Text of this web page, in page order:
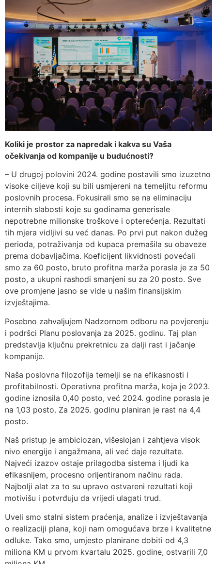
Koliki je prostor za napredak i kakva su Vaša
očekivanja od kompanije u budućnosti?
– U drugoj polovini 2024. godine postavili smo izuzetno
visoke ciljeve koji su bili usmjereni na temeljitu reformu
poslovnih procesa. Fokusirali smo se na eliminaciju
internih slabosti koje su godinama generisale
nepotrebne milionske troškove i opterećenja. Rezultati
tih mjera vidljivi su već danas. Po prvi put nakon dužeg
perioda, potraživanja od kupaca premašila su obaveze
prema dobavljačima. Koeficijent likvidnosti povećali
smo za 60 posto, bruto profitna marža porasla je za 50
posto, a ukupni rashodi smanjeni su za 20 posto. Sve
ove promjene jasno se vide u našim finansijskim
izvještajima.
Posebno zahvaljujem Nadzornom odboru na povjerenju
i podršci Planu poslovanja za 2025. godinu. Taj plan
predstavlja ključnu prekretnicu za dalji rast i jačanje
kompanije.
Naša poslovna filozofija temelji se na efikasnosti i
profitabilnosti. Operativna profitna marža, koja je 2023.
godine iznosila 0,40 posto, već 2024. godine porasla je
na 1,03 posto. Za 2025. godinu planiran je rast na 4,4
posto.
Naš pristup je ambiciozan, višeslojan i zahtjeva visok
nivo energije i angažmana, ali već daje rezultate.
Najveći izazov ostaje prilagodba sistema i ljudi ka
efikasnijem, procesno orijentiranom načinu rada.
Najbolji alat za to su upravo ostvareni rezultati koji
motivišu i potvrđuju da vrijedi ulagati trud.
Uveli smo stalni sistem praćenja, analize i izvještavanja
o realizaciji plana, koji nam omogućava brze i kvalitetne
odluke. Tako smo, umjesto planirane dobiti od 4,3
miliona KM u prvom kvartalu 2025. godine, ostvarili 7,0